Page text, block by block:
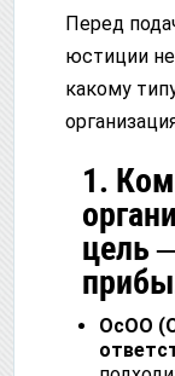
Перед
юстиции
какому
1.
цель
ОсОО